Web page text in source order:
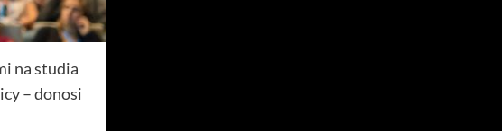
na studia
– donosi